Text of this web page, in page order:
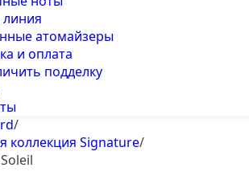
линия
атомайзеры
и оплата
подделку
/
коллекция Signature/